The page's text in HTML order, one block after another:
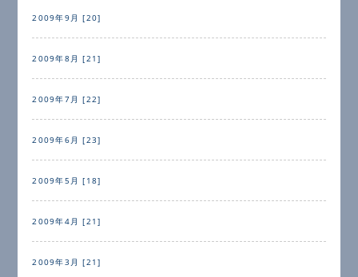
2009年9月 [20]
2009年8月 [21]
2009年7月 [22]
2009年6月 [23]
2009年5月 [18]
2009年4月 [21]
2009年3月 [21]